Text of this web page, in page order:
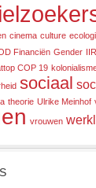
cinema culture
Financiën Gender
COP 19
sociaal
theorie Ulrike Meinhof
vrouwen